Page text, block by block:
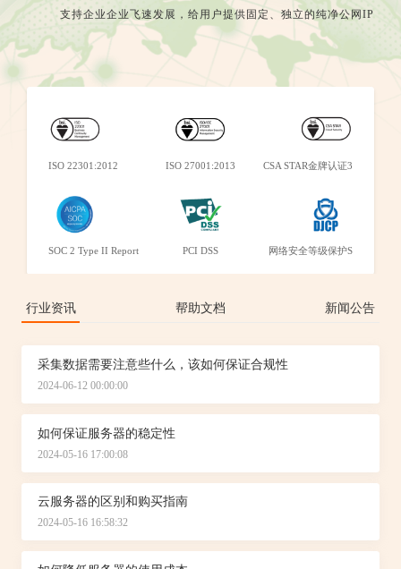
支持企业企业飞速发展，给用户提供固定、独立的纯净公网IP
ISO 22301:2012 ISO 27001:2013 CSA STAR金牌认证3
SOC 2 Type II Report PCI DSS 网络安全等级保护S
行业资讯 帮助文档 新闻公告
采集数据需要注意些什么，该如何保证合规性
2024-06-12 00:00:00
如何保证服务器的稳定性
2024-05-16 17:00:08
云服务器的区别和购买指南
2024-05-16 16:58:32